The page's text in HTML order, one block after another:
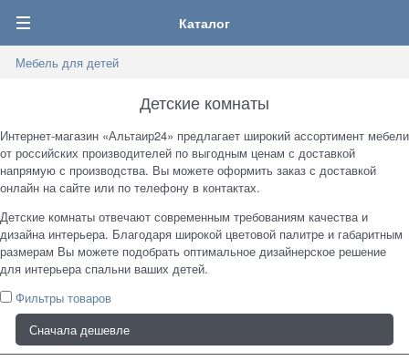
Каталог
Мебель для детей
Детские комнаты
Интернет-магазин «Альтаир24» предлагает широкий ассортимент мебели
от российских производителей по выгодным ценам с доставкой
напрямую с производства. Вы можете оформить заказ с доставкой
онлайн на сайте или по телефону в контактах.
Детские комнаты отвечают современным требованиям качества и
дизайна интерьера. Благодаря широкой цветовой палитре и габаритным
размерам Вы можете подобрать оптимальное дизайнерское решение
для интерьера спальни ваших детей.
Фильтры товаров